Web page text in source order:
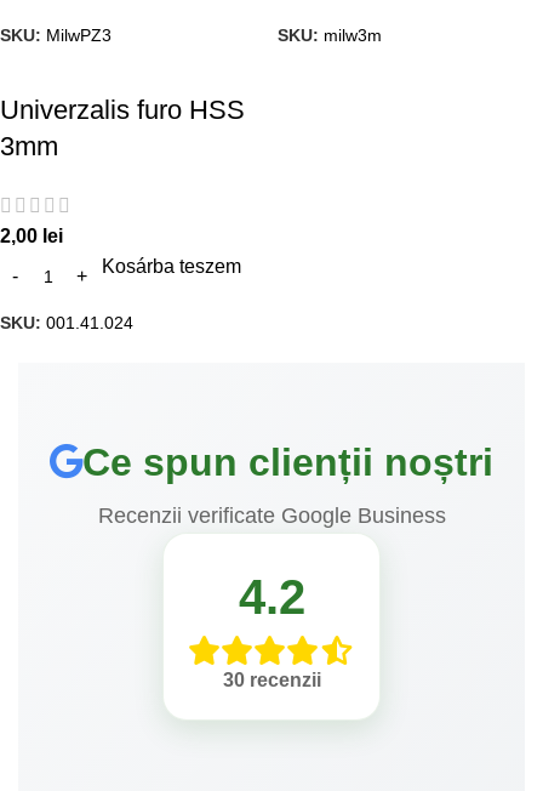
SKU: MilwPZ3 SKU: milw3m
Univerzalis furo HSS
3mm
2,00 lei
Kosárba teszem
SKU: 001.41.024
Ce spun clienții noștri
Recenzii verificate Google Business
4.2
30 recenzii